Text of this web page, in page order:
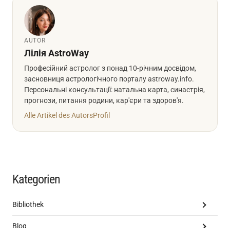
AUTOR
Лілія AstroWay
Професійний астролог з понад 10-річним досвідом,
засновниця астрологічного порталу astroway.info.
Персональні консультації: натальна карта, синастрія,
прогнози, питання родини, кар'єри та здоров'я.
Alle Artikel des AutorsProfil
Kategorien
Bibliothek
Blog